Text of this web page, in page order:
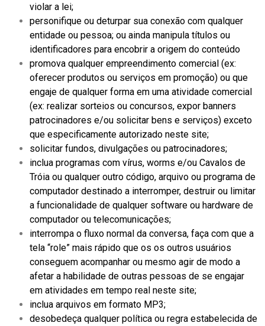
violar a lei;
personifique ou deturpar sua conexão com qualquer
entidade ou pessoa; ou ainda manipula títulos ou
identificadores para encobrir a origem do conteúdo
promova qualquer empreendimento comercial (ex:
oferecer produtos ou serviços em promoção) ou que
engaje de qualquer forma em uma atividade comercial
(ex: realizar sorteios ou concursos, expor banners
patrocinadores e/ou solicitar bens e serviços) exceto
que especificamente autorizado neste site;
solicitar fundos, divulgações ou patrocinadores;
inclua programas com vírus, worms e/ou Cavalos de
Tróia ou qualquer outro código, arquivo ou programa de
computador destinado a interromper, destruir ou limitar
a funcionalidade de qualquer software ou hardware de
computador ou telecomunicações;
interrompa o fluxo normal da conversa, faça com que a
tela “role” mais rápido que os os outros usuários
conseguem acompanhar ou mesmo agir de modo a
afetar a habilidade de outras pessoas de se engajar
em atividades em tempo real neste site;
inclua arquivos em formato MP3;
desobedeça qualquer política ou regra estabelecida de